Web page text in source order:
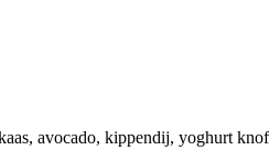
avocado, kippendij, yoghurt